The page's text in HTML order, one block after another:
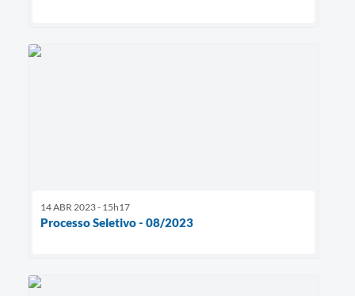
14 ABR 2023 - 15h17
Processo Seletivo - 08/2023